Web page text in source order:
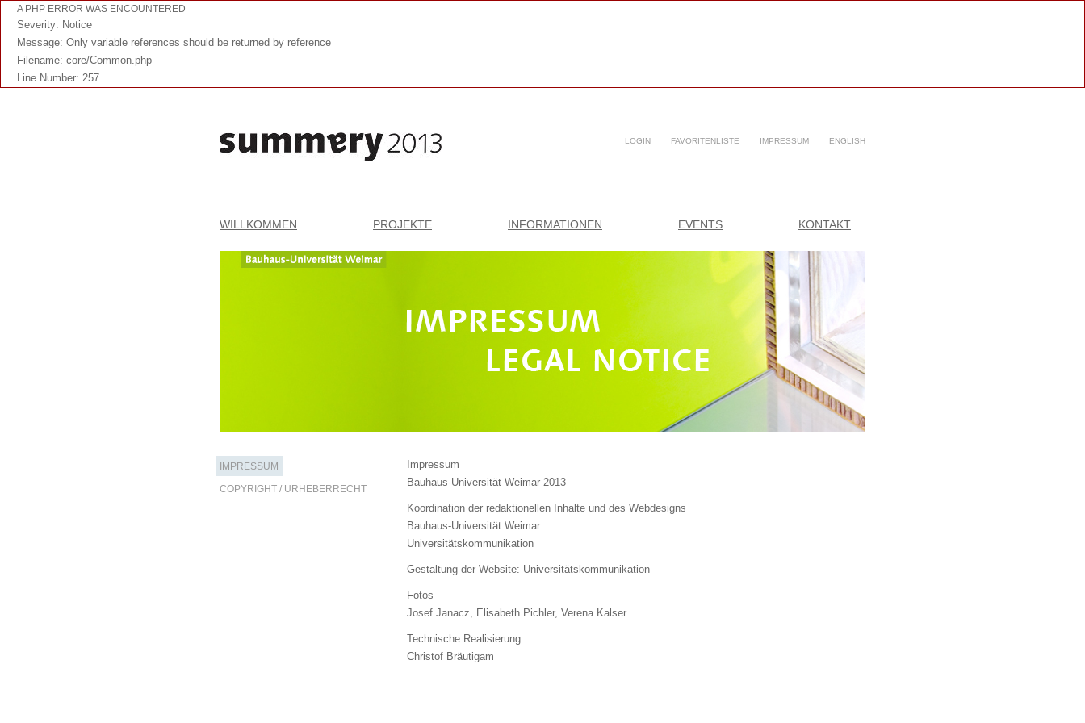
A PHP ERROR WAS ENCOUNTERED
Severity: Notice
Message: Only variable references should be returned by reference
Filename: core/Common.php
Line Number: 257
ENGLISH
IMPRESSUM
FAVORITENLISTE
LOGIN
WILLKOMMEN PROJEKTE INFORMATIONEN EVENTS KONTAKT
IMPRESSUM
COPYRIGHT / URHEBERRECHT
Impressum
Bauhaus-Universität Weimar 2013
Koordination der redaktionellen Inhalte und des Webdesigns
Bauhaus-Universität Weimar
Universitätskommunikation
Gestaltung der Website: Universitätskommunikation
Fotos
Josef Janacz, Elisabeth Pichler, Verena Kalser
Technische Realisierung
Christof Bräutigam